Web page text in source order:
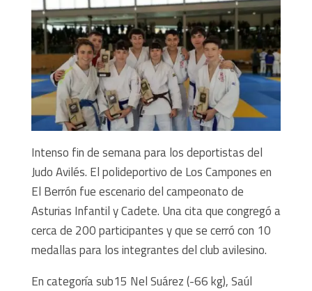
Intenso fin de semana para los deportistas del
Judo Avilés. El polideportivo de Los Campones en
El Berrón fue escenario del campeonato de
Asturias Infantil y Cadete. Una cita que congregó a
cerca de 200 participantes y que se cerró con 10
medallas para los integrantes del club avilesino.
En categoría sub15 Nel Suárez (-66 kg), Saúl